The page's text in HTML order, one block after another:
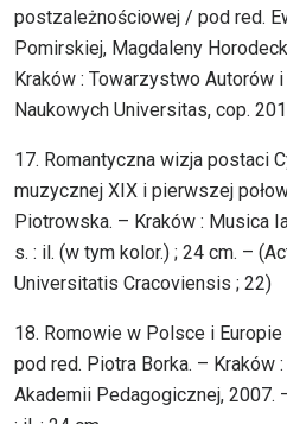
postzależnościowej / pod red.
Pomirskiej, Magdaleny
Kraków : Towarzystwo Autorów
Naukowych Universitas, cop.
17. Romantyczna wizja postaci
muzycznej XIX i pierwszej
Piotrowska. – Kraków : Musica
s. : il. (w tym kolor.) ; 24 cm. –
Universitatis Cracoviensis ; 22)
18. Romowie w Polsce i
pod red. Piotra Borka. – Kraków
Akademii Pedagogicznej, 2007.